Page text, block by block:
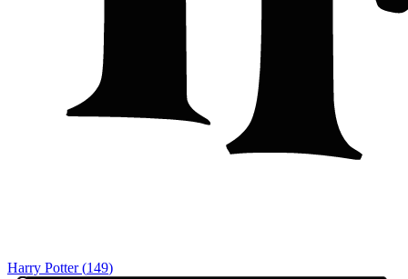
Harry Potter (149)